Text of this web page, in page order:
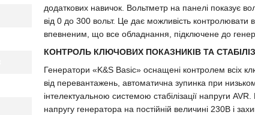
додаткових навичок. Вольтметр на панелі показує
від 0 до 300 вольт. Це дає можливість контролювати
впевненим, що все обладнання, підключене до
КОНТРОЛЬ КЛЮЧОВИХ ПОКАЗНИКІВ ТА
Генератори «K&S Basic» оснащені контролем всіх
від перевантажень, автоматична зупинка при
інтелектуальною системою стабілізації напруги
напругу генератора на постійній величині 230В і